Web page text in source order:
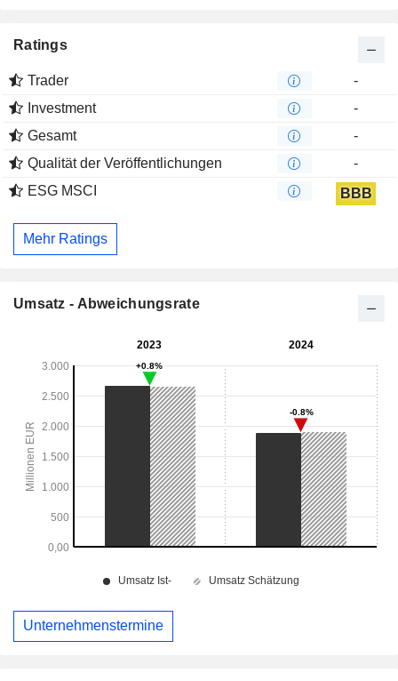
Ratings
Trader
-
Investment
-
Gesamt
-
Qualität der Veröffentlichungen
-
ESG MSCI
BBB
Mehr Ratings
Umsatz - Abweichungsrate
Unternehmenstermine